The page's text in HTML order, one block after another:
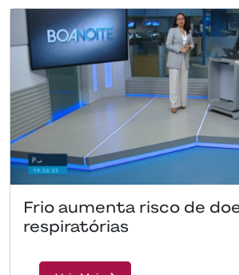
Frio aumenta risco de
respiratórias